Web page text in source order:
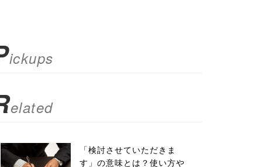
ickups
elated
「検討させていただきま
す」の意味とは？使い方や